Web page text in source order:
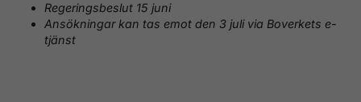
Regeringsbeslut 15 juni
Ansökningar kan tas emot den 3 juli via Boverkets e-
tjänst